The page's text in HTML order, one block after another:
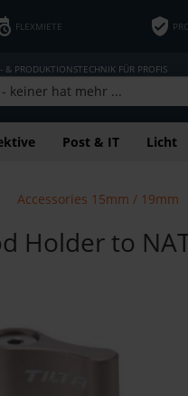
FLEXMIETE
& PRODUKTIONSTECHNIK FÜR PROFIS
Post & IT Licht
Accessories 15mm / 19mm
Holder to